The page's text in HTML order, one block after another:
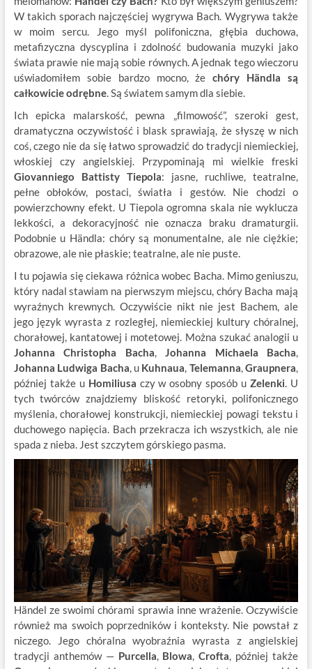
W takich sporach najczęściej wygrywa Bach. Wygrywa także
w moim sercu. Jego myśl polifoniczna, głębia duchowa,
metafizyczna dyscyplina i zdolność budowania muzyki jako
świata prawie nie mają sobie równych. A jednak tego wieczoru
uświadomiłem sobie bardzo mocno, żechóry Händla są
całkowicie odrębne. Są światem samym dla siebie.
Ich epicka malarskość, pewna „filmowość”, szeroki gest,
dramatyczna oczywistość i blask sprawiają, że słyszę w nich
coś, czego nie da się łatwo sprowadzić do tradycji niemieckiej,
włoskiej czy angielskiej. Przypominają mi wielkie freski
Giovanniego Battisty Tiepola: jasne, ruchliwe, teatralne,
pełne obłoków, postaci, światła i gestów. Nie chodzi o
powierzchowny efekt. U Tiepola ogromna skala nie wyklucza
lekkości, a dekoracyjność nie oznacza braku dramaturgii.
Podobnie u Händla: chóry są monumentalne, ale nie ciężkie;
obrazowe, ale nie płaskie; teatralne, ale nie puste.
I tu pojawia się ciekawa różnica wobec Bacha. Mimo geniuszu,
który nadal stawiam na pierwszym miejscu, chóry Bacha mają
wyraźnych krewnych. Oczywiście nikt nie jest Bachem, ale
jego język wyrasta z rozległej, niemieckiej kultury chóralnej,
chorałowej, kantatowej i motetowej. Można szukać analogii u
Johanna Christopha Bacha,Johanna Michaela Bacha,
Johanna Ludwiga Bacha, u Kuhnaua, Telemanna,Graupnera,
później także u Homiliusa czy w osobny sposób uZelenki. U
tych twórców znajdziemy bliskość retoryki, polifonicznego
myślenia, chorałowej konstrukcji, niemieckiej powagi tekstu i
duchowego napięcia. Bach przekracza ich wszystkich, ale nie
spada z nieba. Jest szczytem górskiego pasma.
Händel ze swoimi chórami sprawia inne wrażenie. Oczywiście
również ma swoich poprzedników i konteksty. Nie powstał z
niczego. Jego chóralna wyobraźnia wyrasta z angielskiej
tradycji anthemów — Purcella, Blowa,Crofta, później także